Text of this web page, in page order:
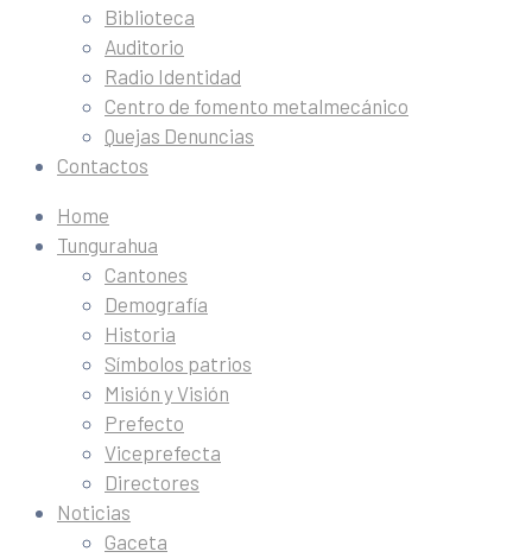
Biblioteca
Auditorio
Radio Identidad
Centro de fomento metalmecánico
Quejas Denuncias
Contactos
Home
Tungurahua
Cantones
Demografía
Historia
Símbolos patrios
Misión y Visión
Prefecto
Viceprefecta
Directores
Noticias
Gaceta